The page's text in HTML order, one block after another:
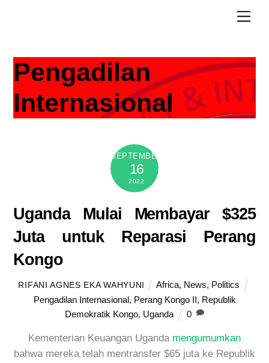
Pengadilan
Internasional
SEPTEMBER
16
2022
Uganda Mulai Membayar $325
Juta untuk Reparasi Perang
Kongo
RIFANI AGNES EKA WAHYUNI Africa, News, Politics
Pengadilan Internasional, Perang Kongo II, Republik
Demokratik Kongo, Uganda 0
Kementerian Keuangan Uganda mengumumkan
bahwa mereka telah mentransfer $65 juta ke Republik